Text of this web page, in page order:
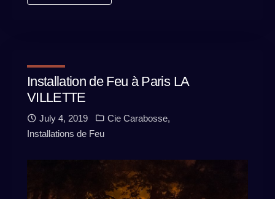
Installation de Feu à Paris LA
VILLETTE
July 4, 2019 Cie Carabosse,
Installations de Feu